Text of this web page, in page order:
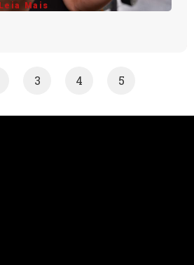
Leia Mais
3 4 5